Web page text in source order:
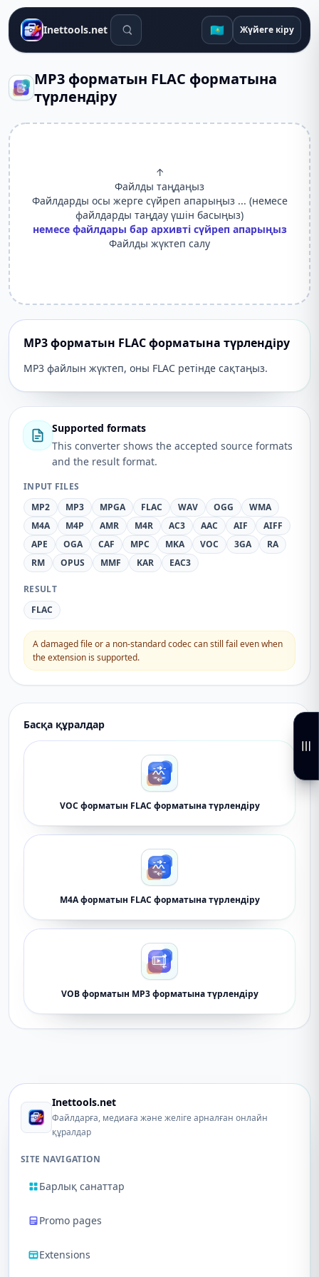
Inettools.net Іздеу құралдары 🇰🇿 Жүйеге кіру
MP3 форматын FLAC форматына
түрлендіру
↑
Файлды таңдаңыз
Файлдарды осы жерге сүйреп апарыңыз ... (немесе
файлдарды таңдау үшін басыңыз)
немесе файлдары бар архивті сүйреп апарыңыз
Файлды жүктеп салу
MP3 форматын FLAC форматына түрлендіру
MP3 файлын жүктеп, оны FLAC ретінде сақтаңыз.
Supported formats
This converter shows the accepted source formats
and the result format.
INPUT FILES
MP2
MP3 MPGA FLAC WAV OGG
WMA
M4A
M4P AMR M4R AC3 AAC AIF
AIFF
APE
OGA CAF MPC MKA VOC 3GA
RA
RM
OPUS MMF KAR EAC3
RESULT
FLAC
A damaged file or a non-standard codec can still fail even when
the extension is supported.
Басқа құралдар
VOC форматын FLAC форматына түрлендіру
M4A форматын FLAC форматына түрлендіру
VOB форматын MP3 форматына түрлендіру
Inettools.net
Файлдарға, медиаға және желіге арналған онлайн
құралдар
SITE NAVIGATION
Барлық санаттар
Promo pages
Extensions